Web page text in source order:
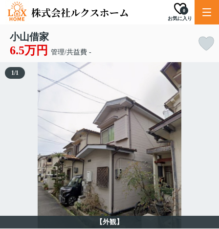
お気に入り
0
小山借家
6.5万円 管理/共益費 -
【外観】
1/1